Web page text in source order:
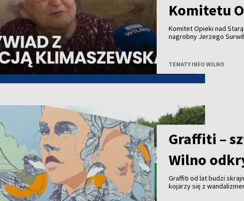
Komitetu
Komitet Opieki nad
nagrobny Jerzego
Opieki nad Starą Rossą i
Zesłańców przy
patronował budowie
projektu to 25 tysięcy
TEMATY INFO WILNO
Graffiti –
Wilno
Graffiti od lat budzi
kojarzy się z